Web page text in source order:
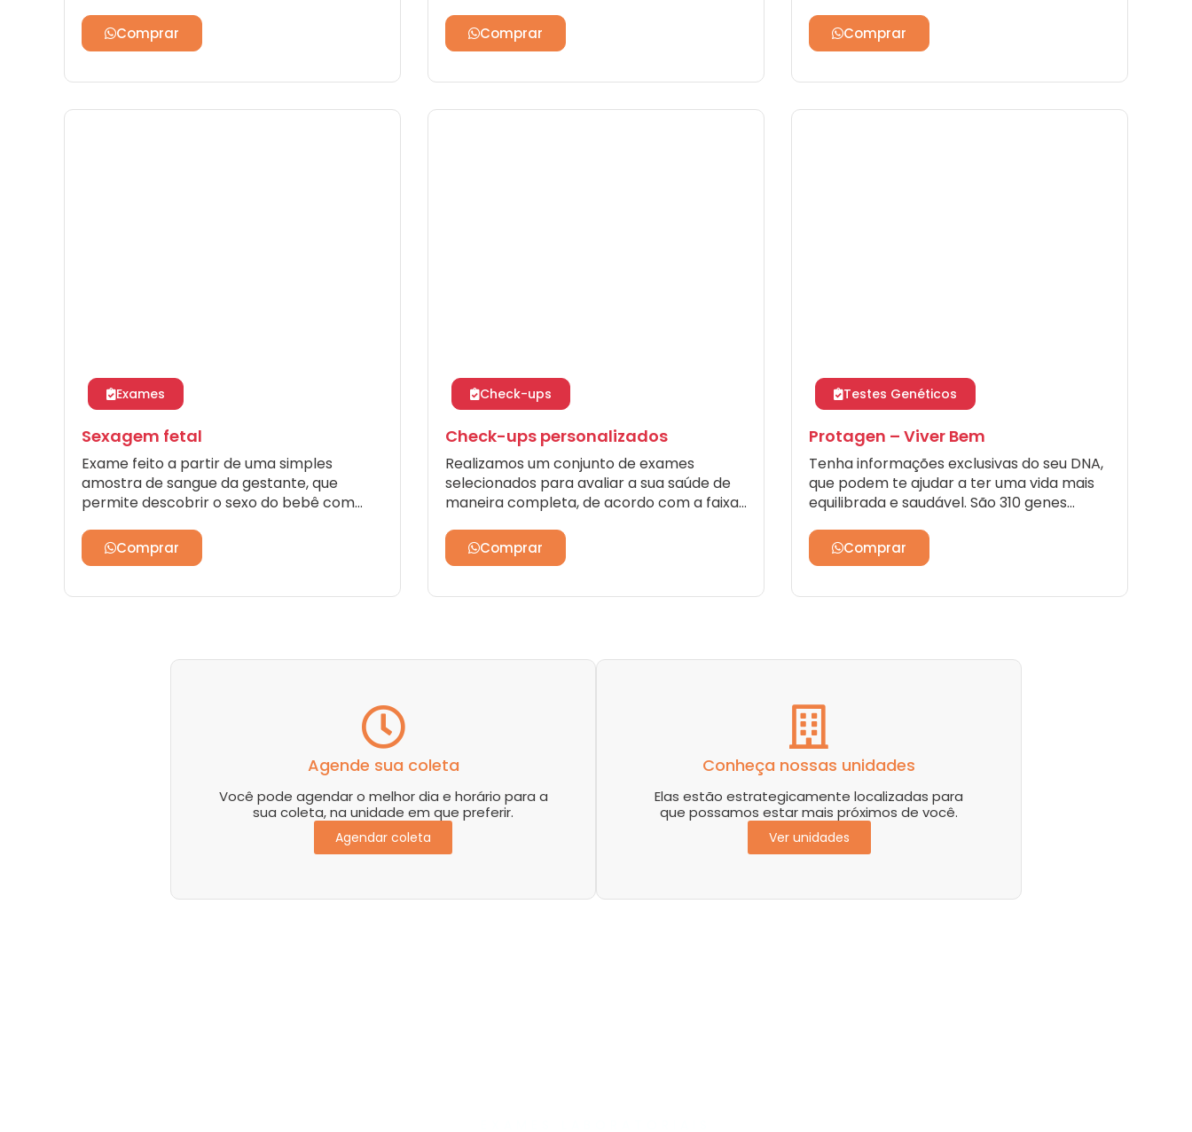
Comprar
condutores das categorias C, D e E são
obrigados a fazer o exame toxicológico de
obtenção, alteração de categoria, como
renovação da CNH (Carteira Nacional de
Comprar Comprar
Exames
Sexagem fetal
Exame feito a partir de uma simples
amostra de sangue da gestante, que
permite descobrir o sexo do bebê com
gravidez.Comprar
Check-ups
Check-ups personalizados
Realizamos um conjunto de exames
selecionados para avaliar a sua saúde de
maneira completa, de acordo com a faixa
antecedentes familiares, levando em
consideração sua necessidade ou objetivo
Feminino, Masculino, Esportivo,
Comprar
Testes Genéticos
Protagen – Viver Bem
Tenha informações exclusivas do seu DNA,
que podem te ajudar a ter uma vida mais
equilibrada e saudável. São 310 genes
predisposição, suscetibilidade,
desempenho…
Comprar
Agende sua coleta
Você pode agendar o melhor dia e horário para a
sua coleta, na unidade em que preferir.
Agendar coleta
Conheça nossas unidades
Elas estão estrategicamente localizadas para
que possamos estar mais próximos de você.
Ver unidades